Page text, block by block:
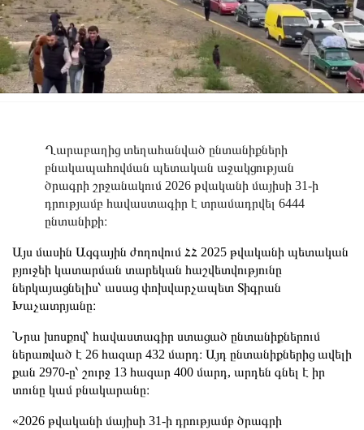
Ղարաբաղից տեղահանված ընտանիքների
բնակապահովման պետական աջակցության
ծրագրի շրջանակում 2026 թվականի մայիսի 31-ի
դրությամբ հավաստագիր է տրամադրվել 6444
ընտանիքի։
Այս մասին Ազգային ժողովում ՀՀ 2025 թվականի պետական
բյուջեի կատարման տարեկան հաշվետվությունը
ներկայացնելիս՝ ասաց փոխվարչապետ Տիգրան
Խաչատրյանը։
Նրա խոսքով՝ հավաստագիր ստացած ընտանիքներում
ներառված է 26 հազար 432 մարդ։ Այդ ընտանիքներից ավելի
քան 2970-ը՝ շուրջ 13 հազար 400 մարդ, արդեն գնել է իր
տունը կամ բնակարանը։
«2026 թվականի մայիսի 31-ի դրությամբ ծրագրի